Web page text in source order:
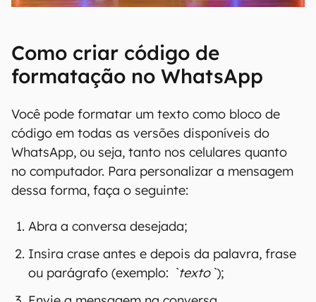
Como criar código de
formatação no WhatsApp
Você pode formatar um texto como bloco de
código em todas as versões disponíveis do
WhatsApp, ou seja, tanto nos celulares quanto
no computador. Para personalizar a mensagem
dessa forma, faça o seguinte:
Abra a conversa desejada;
Insira crase antes e depois da palavra, frase
ou parágrafo (exemplo: `texto`);